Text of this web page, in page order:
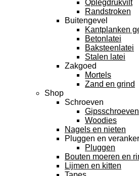
Oplegdrukvilt
Randstroken
Buitengevel
Kantplanken
Betonlatei
Baksteenlatei
Stalen latei
Zakgoed
Mortels
Zand en grind
Shop
Schroeven
Gipsschroeven
Woodies
Nagels en nieten
Pluggen en
Pluggen
Bouten moeren en
Lijmen en kitten